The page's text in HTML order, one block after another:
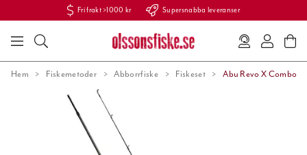
Fri frakt >1000 kr Supersnabba leveranser
Hem Fiskemetoder Abborrfiske Fiskeset Abu Revo X Combo